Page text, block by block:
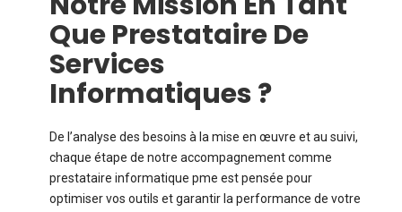
Que Prestataire De
Services
Informatiques ?
De l’analyse des besoins à la mise en œuvre et au suivi,
chaque étape de notre accompagnement comme
prestataire informatique pme est pensée pour
optimiser vos outils et garantir la performance de votre